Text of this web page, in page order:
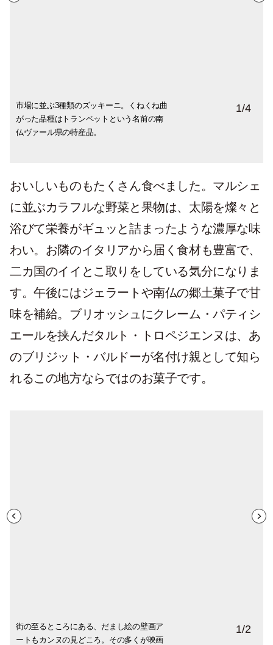
市場に並ぶ3種類のズッキーニ。くねくね曲
がった品種はトランペットという名前の南
仏ヴァール県の特産品。
毎日7時半〜13時半までオープンしている、
カンヌ旧市街にあるマルシェ・フォールヴ
ィル。野菜、果物、肉、魚介類、チーズ
1955年、映画『素直な悪女』の撮影中にバ
ルドーがいたく気に入り、タルト・トロペ
ジエンヌ（サントロぺ風タルト）と名付け
本場イタリアから毎朝届けられる生乳と、
南仏の完熟フルーツを使ったジェラート。
街には色んなジェラート屋さんがあり、思
1/4
おいしいものもたくさん食べました。マルシェ
に並ぶカラフルな野菜と果物は、太陽を燦々と
浴びて栄養がギュッと詰まったような濃厚な味
わい。お隣のイタリアから届く食材も豊富で、
二カ国のイイとこ取りをしている気分になりま
す。午後にはジェラートや南仏の郷土菓子で甘
味を補給。ブリオッシュにクレーム・パティシ
エールを挟んだタルト・トロペジエンヌは、あ
のブリジット・バルドーが名付け親として知ら
れるこの地方ならではのお菓子です。
街の至るところにある、だまし絵の壁画ア
ートもカンヌの見どころ。その多くが映画
文庫本、手帳、ポケット版ボードゲームは
私のバカンスの必需品。今年は新たに、電
1/2